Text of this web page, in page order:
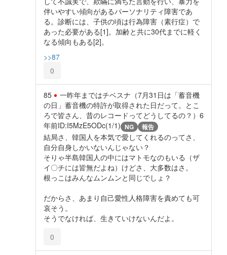
伴いやすい傾向があるパーソナリティ障害であ
る。診断には、子供の頃は行為障害（素行症）で
あった必要がある[1]。加齢と共に30代までに軽く
なる傾向もある[2]。
>>87
0
85
一昨年まではチベスナ（7月31日は「蓄音機
の日」蓄音機の特許が取得された日だって。とこ
ろで皆さん、昔のレコードってどうしてるの？） 6
年前ID:I5MzE5ODc(1/1) NG 報告
結局さ、韓国人を本気で愛してくれるのってさ、
自分自身しかいないんじゃない？
そりゃ半島韓国人の中にはマトモなのもいる（ザ
イ〇チには皆無だよね）けどさ、大多数はさ。
根っこはみんなムンムンと同じでしょ？
だからさ、あまり自己愛性人格障害を責めても可
哀そう。
そうでなければ、生きていけないんだよ。
0